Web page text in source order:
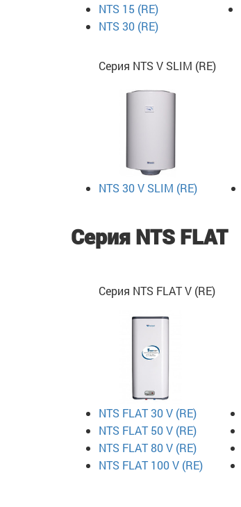
NTS 15 (RE)
NTS 30 (RE)
Серия NTS V SLIM (RE)
NTS 30 V SLIM (RE)
Серия NTS FLAT
Серия NTS FLAT V (RE)
NTS FLAT 30 V (RE)
NTS FLAT 50 V (RE)
NTS FLAT 80 V (RE)
NTS FLAT 100 V (RE)